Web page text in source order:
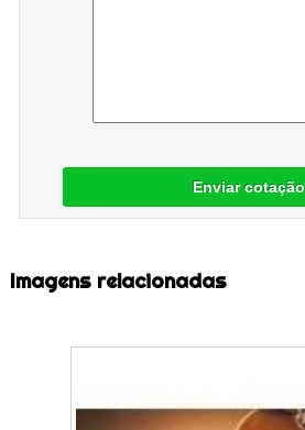
Enviar cotação
Imagens relacionadas